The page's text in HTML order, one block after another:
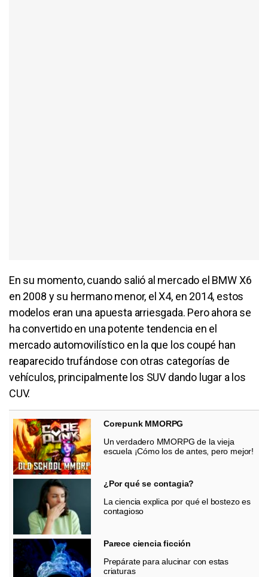
En su momento, cuando salió al mercado el BMW X6
en 2008 y su hermano menor, el X4, en 2014, estos
modelos eran una apuesta arriesgada. Pero ahora se
ha convertido en una potente tendencia en el
mercado automovilístico en la que los coupé han
reaparecido trufándose con otras categorías de
vehículos, principalmente los SUV dando lugar a los
CUV.
Corepunk MMORPG
Un verdadero MMORPG de la vieja
escuela ¡Cómo los de antes, pero mejor!
¿Por qué se contagia?
La ciencia explica por qué el bostezo es
contagioso
Parece ciencia ficción
Prepárate para alucinar con estas
criaturas